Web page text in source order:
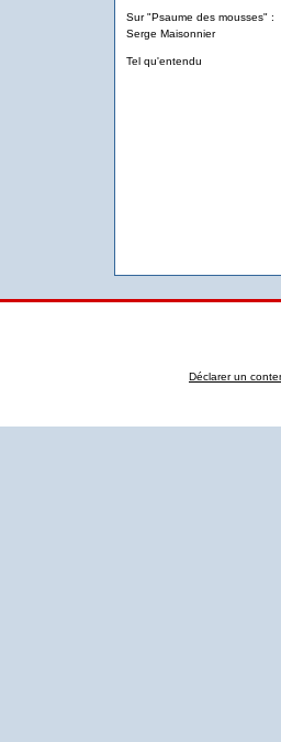
Sur "Psaume des mousses" :
Serge Maisonnier
Tel qu'entendu
Déclarer un